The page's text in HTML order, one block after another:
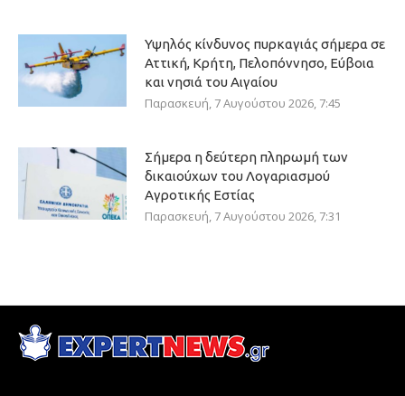
Υψηλός κίνδυνος πυρκαγιάς σήμερα σε
Αττική, Κρήτη, Πελοπόννησο, Εύβοια
και νησιά του Αιγαίου
Παρασκευή, 7 Αυγούστου 2026, 7:45
Σήμερα η δεύτερη πληρωμή των
δικαιούχων του Λογαριασμού
Αγροτικής Εστίας
Παρασκευή, 7 Αυγούστου 2026, 7:31